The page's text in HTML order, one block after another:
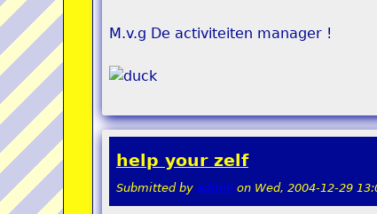
M.v.g De activiteiten manager !
help your zelf
Submitted by admin on Wed, 2004-12-29